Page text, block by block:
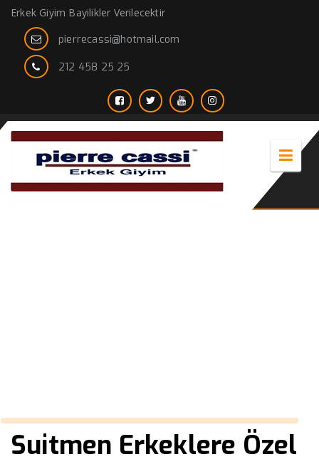
Erkek Giyim Bayilikler Verilecektir
pierrecassi@hotmail.com
212 458 25 25
Suitmen Erkeklere Özel